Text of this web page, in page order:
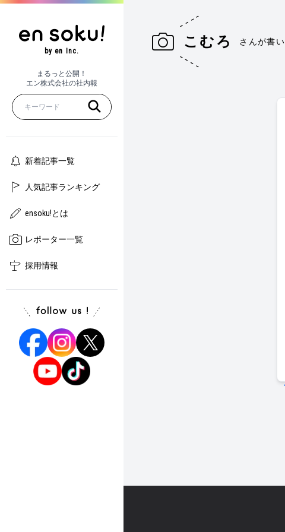
by en Inc.
まるっと公開！
エン株式会社の社内報
新着記事一覧
人気記事ランキング
ensoku!とは
レポーター一覧
採用情報
こむろ さんが書